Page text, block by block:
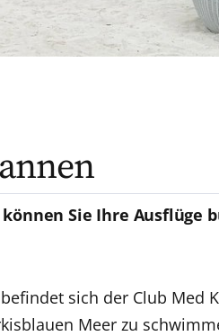
Sie Ihre Ausflüge
sich der Club Med
Meer zu